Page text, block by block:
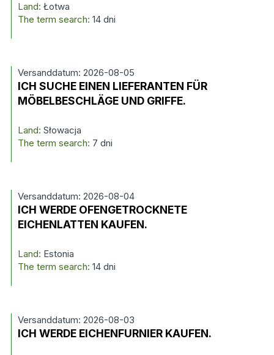
Land: Łotwa
The term search: 14 dni
Versanddatum: 2026-08-05
ICH SUCHE EINEN LIEFERANTEN FÜR
MÖBELBESCHLÄGE UND GRIFFE.
Land: Słowacja
The term search: 7 dni
Versanddatum: 2026-08-04
ICH WERDE OFENGETROCKNETE
EICHENLATTEN KAUFEN.
Land: Estonia
The term search: 14 dni
Versanddatum: 2026-08-03
ICH WERDE EICHENFURNIER KAUFEN.